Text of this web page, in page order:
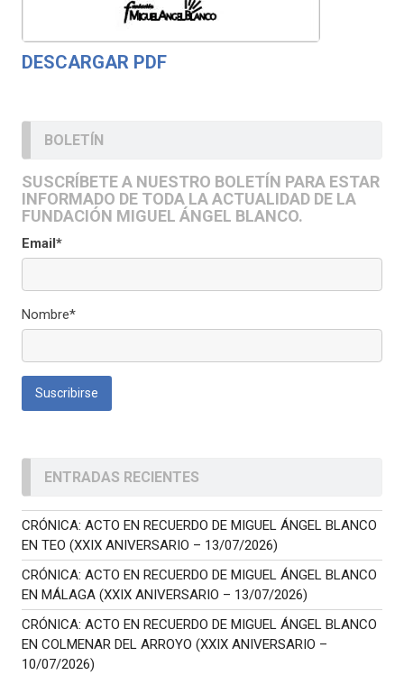
DESCARGAR PDF
BOLETÍN
SUSCRÍBETE A NUESTRO BOLETÍN PARA ESTAR
INFORMADO DE TODA LA ACTUALIDAD DE LA
FUNDACIÓN MIGUEL ÁNGEL BLANCO.
Email*
Nombre*
ENTRADAS RECIENTES
CRÓNICA: ACTO EN RECUERDO DE MIGUEL ÁNGEL BLANCO
EN TEO (XXIX ANIVERSARIO – 13/07/2026)
CRÓNICA: ACTO EN RECUERDO DE MIGUEL ÁNGEL BLANCO
EN MÁLAGA (XXIX ANIVERSARIO – 13/07/2026)
CRÓNICA: ACTO EN RECUERDO DE MIGUEL ÁNGEL BLANCO
EN COLMENAR DEL ARROYO (XXIX ANIVERSARIO –
10/07/2026)